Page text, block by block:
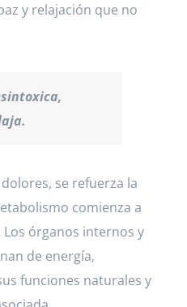
y relajación que no
se refuerza la
comienza a
órganos internos y
de energía,
funciones naturales y